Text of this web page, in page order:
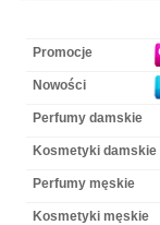
Promocje
Nowości
Perfumy damskie
Kosmetyki damskie
Perfumy męskie
Kosmetyki męskie